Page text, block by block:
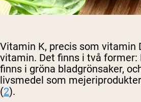
Vitamin K, precis som vitamin
vitamin. Det finns i två former:
finns i gröna bladgrönsaker,
livsmedel som
(2).